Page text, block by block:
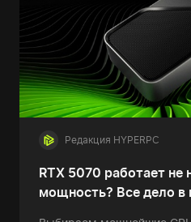
Редакция HYPERPC
RTX 5070 работает не
мощность? Все дело в